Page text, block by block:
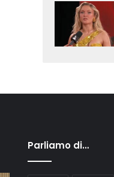
Parliamo di…